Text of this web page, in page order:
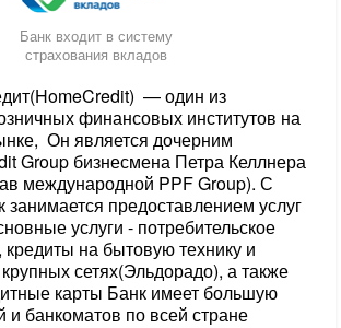
Банк входит в систему
страхования вкладов
— один из
финансовых институтов на
Он является дочерним
Group бизнесмена Петра Келлнера
международной PPF Group). С
занимается предоставлением услуг
услуги - потребительское
кредиты на бытовую технику и
сетях(Эльдорадо), а также
карты Банк имеет большую
и банкоматов по всей стране